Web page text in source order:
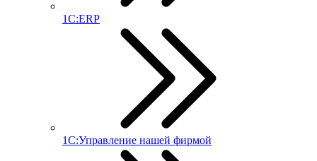
1С:ERP
1С:Управление нашей фирмой